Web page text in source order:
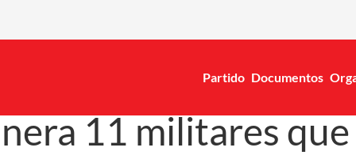
Partido Documentos
11 militares